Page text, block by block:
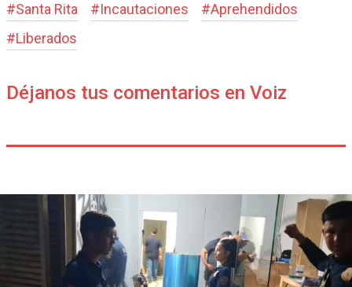
#Santa Rita #Incautaciones #Aprehendidos
#Liberados
Déjanos tus comentarios en Voiz